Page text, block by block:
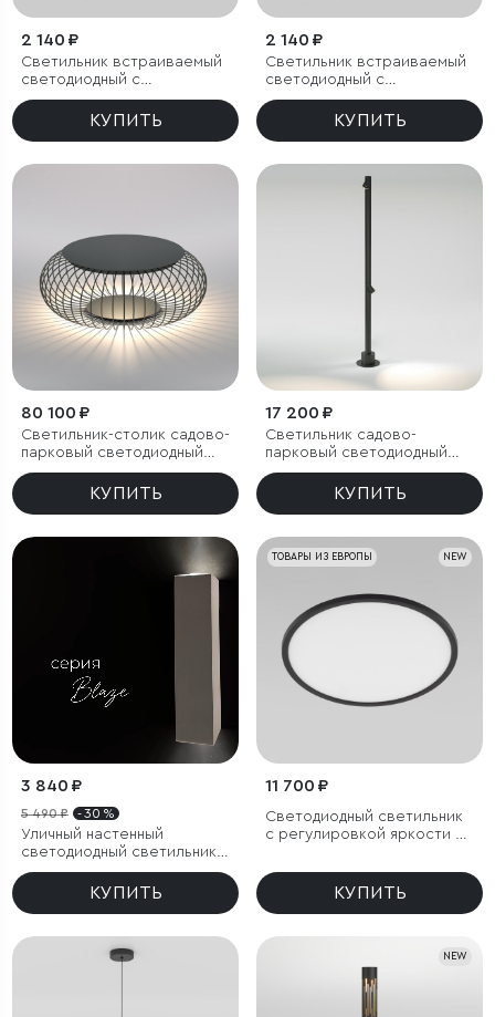
2 140 ₽
Светильник встраиваемый
светодиодный с
антибликовой решеткой
Tetro 10W 3000K черный
КУПИТЬ
2 140 ₽
Светильник встраиваемый
светодиодный с
антибликовой решеткой
Tetro 10W 4000K черный
КУПИТЬ
80 100 ₽
Светильник-столик садово-
парковый светодиодный
Firenze черный
КУПИТЬ
17 200 ₽
Светильник садово-
парковый светодиодный
поворотный Rone черный
КУПИТЬ
3 840 ₽
5 490 ₽ - 30 %
Уличный настенный
светодиодный светильник
Blaze LED IP65
КУПИТЬ
NEW
ТОВАРЫ ИЗ ЕВРОПЫ
11 700 ₽
Светодиодный светильник
с регулировкой яркости и
(3000/4000/6000К) IP54
КУПИТЬ
NEW